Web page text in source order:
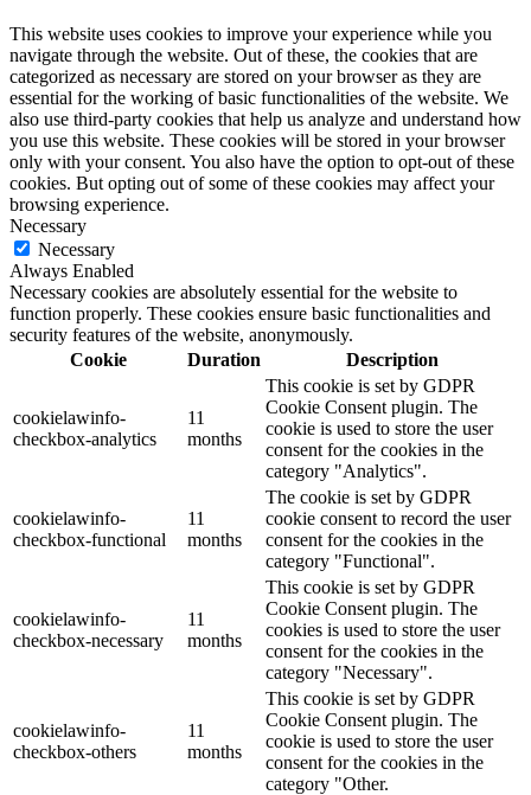
This website uses cookies to improve your experience while you
navigate through the website. Out of these, the cookies that are
categorized as necessary are stored on your browser as they are
essential for the working of basic functionalities of the website. We
also use third-party cookies that help us analyze and understand how
you use this website. These cookies will be stored in your browser
only with your consent. You also have the option to opt-out of these
cookies. But opting out of some of these cookies may affect your
browsing experience.
Necessary
Necessary
Always Enabled
Necessary cookies are absolutely essential for the website to
function properly. These cookies ensure basic functionalities and
security features of the website, anonymously.
Cookie
Duration Description
cookielawinfo-
checkbox-analytics
11
months
This cookie is set by GDPR
Cookie Consent plugin. The
cookie is used to store the user
consent for the cookies in the
category "Analytics".
cookielawinfo-
checkbox-functional
11
months
The cookie is set by GDPR
cookie consent to record the user
consent for the cookies in the
category "Functional".
cookielawinfo-
checkbox-necessary
11
months
This cookie is set by GDPR
Cookie Consent plugin. The
cookies is used to store the user
consent for the cookies in the
category "Necessary".
cookielawinfo-
checkbox-others
11
months
This cookie is set by GDPR
Cookie Consent plugin. The
cookie is used to store the user
consent for the cookies in the
category "Other.